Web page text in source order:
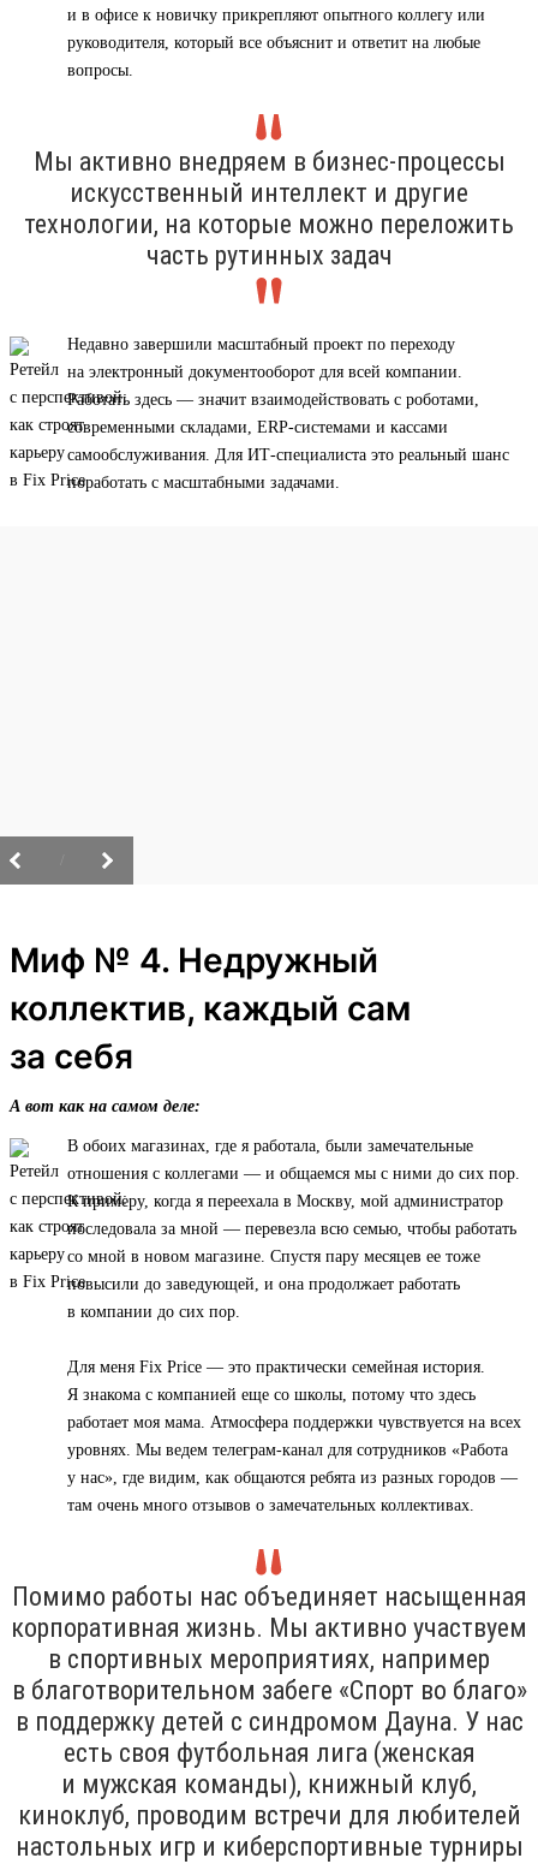
и в офисе к новичку прикрепляют опытного коллегу или
руководителя, который все объяснит и ответит на любые
вопросы.
Мы активно внедряем в бизнес-процессы
искусственный интеллект и другие
технологии, на которые можно переложить
часть рутинных задач
Недавно завершили масштабный проект по переходу
на электронный документооборот для всей компании.
Работать здесь — значит взаимодействовать с роботами,
современными складами, ERP-системами и кассами
самообслуживания. Для ИТ-специалиста это реальный шанс
поработать с масштабными задачами.
Миф № 4. Недружный
коллектив, каждый сам
за себя
А вот как на самом деле:
В обоих магазинах, где я работала, были замечательные
отношения с коллегами — и общаемся мы с ними до сих пор.
К примеру, когда я переехала в Москву, мой администратор
последовала за мной — перевезла всю семью, чтобы работать
со мной в новом магазине. Спустя пару месяцев ее тоже
повысили до заведующей, и она продолжает работать
в компании до сих пор.
Для меня Fix Price — это практически семейная история.
Я знакома с компанией еще со школы, потому что здесь
работает моя мама. Атмосфера поддержки чувствуется на всех
уровнях. Мы ведем телеграм-канал для сотрудников «Работа
у нас», где видим, как общаются ребята из разных городов —
там очень много отзывов о замечательных коллективах.
Помимо работы нас объединяет насыщенная
корпоративная жизнь. Мы активно участвуем
в спортивных мероприятиях, например
в благотворительном забеге «Спорт во благо»
в поддержку детей с синдромом Дауна. У нас
есть своя футбольная лига (женская
и мужская команды), книжный клуб,
киноклуб, проводим встречи для любителей
настольных игр и киберспортивные турниры